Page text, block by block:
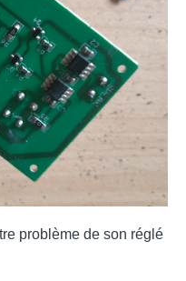
problème de son réglé